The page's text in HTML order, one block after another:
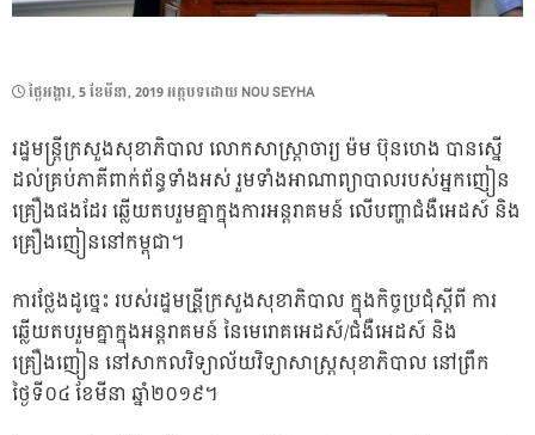
POSTED
ថ្ងៃ​អង្គារ, 5 ខែ​មីនា, 2019អត្ថបទដោយ NOU SEYHA
រដ្ឋមន្ដ្រីក្រសួងសុខាភិបាល លោកសាស្ដ្រាចារ្យ ម៉ម ប៊ុនហេង បានស្នើ
ដល់គ្រប់ភាគីពាក់ព័ន្ធទាំងអស់ រួមទាំងអាណាព្យាបាលរបស់អ្នកញៀន
គ្រឿងផងដែរ ឆ្លើយតបរួមគ្នាក្នុងការអន្ដរាគមន៍ លើបញ្ហាជំងឺអេដស៍ និង
គ្រឿងញៀននៅកម្ពុជា។
ការថ្លែងដូច្នេះ របស់រដ្ឋមន្រី្តក្រសួងសុខាភិបាល ក្នុងកិច្ចប្រជុំស្តីពី ការ
ឆ្លើយតបរួមគ្នាក្នុងអន្តរាគមន៍ នៃមេរោគអេដស៍/ជំងឺអេដស៍ និង
គ្រឿងញៀន នៅសាកលវិទ្យាល័យវិទ្យាសាស្រ្តសុខាភិបាល នៅព្រឹក
ថ្ងៃទី០៤ ខែមីនា ឆ្នាំ២០១៩។